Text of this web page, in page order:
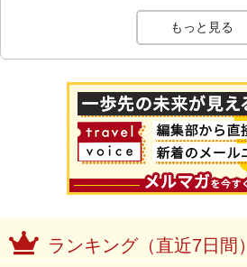
もっと見る
ランキング（直近7日間）